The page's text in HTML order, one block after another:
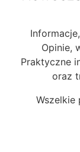
Opinie,
Praktyczne
oraz